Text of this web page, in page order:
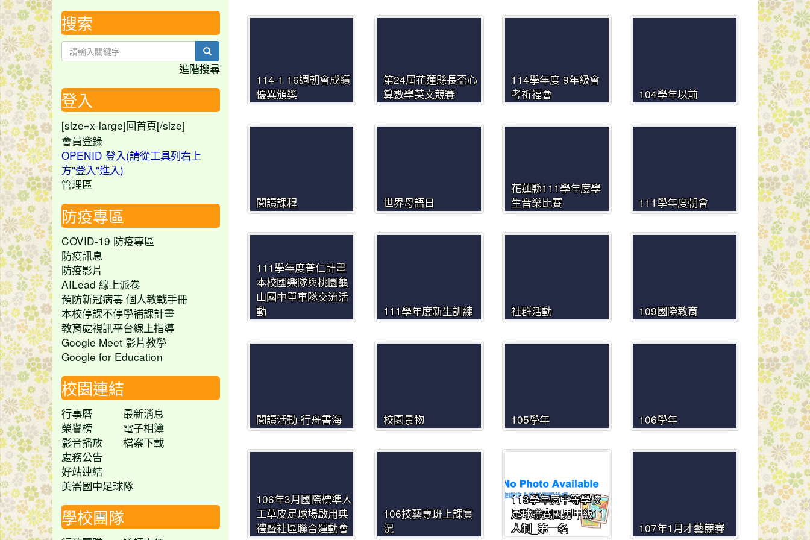
114-1 16週朝會成績
優異頒獎
第24屆花蓮縣長盃心
算數學英文競賽
114學年度 9年級會
考祈福會
104學年以前
閱讀課程 世界母語日
花蓮縣111學年度學
生音樂比賽
111學年度朝會
111學年度普仁計畫
本校國樂隊與桃園龜
山國中單車隊交流活
動
111學年度新生訓練 社群活動 109國際教育
閱讀活動-行舟書海 校園景物 105學年 106學年
106年3月國際標準人
工草皮足球場啟用典
禮暨社區聯合運動會
106技藝專班上課實
況
113學年度中等學校
足球聯賽國男甲級11
人制_第一名
107年1月才藝競賽
搜索
進階搜尋
登入
[size=x-large] 回首頁[/size]
會員登錄
OPENID 登入(請從工具列右上
方"登入"進入)
管理區
防疫專區
COVID-19 防疫專區
防疫訊息
防疫影片
AILead 線上派卷
預防新冠病毒 個人教戰手冊
本校停課不停學補課計畫
教育處視訊平台線上指導
Google Meet 影片教學
Google for Education
校園連結
行事曆
最新消息
榮譽榜
電子相簿
影音播放
檔案下載
處務公告
好站連結
美崙國中足球隊
學校團隊